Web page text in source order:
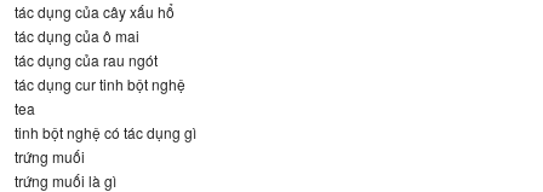
tác dụng của cây xấu hổ
tác dụng của ô mai
tác dụng của rau ngót
tác dụng cur tinh bột nghệ
tea
tinh bột nghệ có tác dụng gì
trứng muối
trứng muối là gì